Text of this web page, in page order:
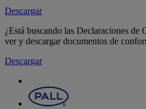
Descargar
¿Está buscando las Declaraciones de
ver y descargar documentos de
Descargar